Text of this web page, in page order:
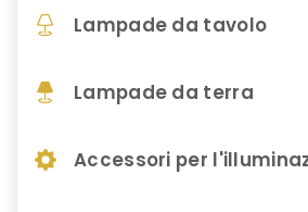
Lampade da tavolo
Lampade da terra
Accessori per